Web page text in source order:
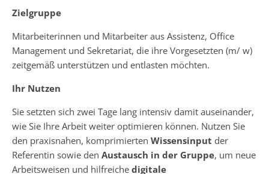
Zielgruppe
Mitarbeiterinnen und Mitarbeiter aus Assistenz, Office
Management und Sekretariat, die ihre Vorgesetzten (m/ w)
zeitgemäß unterstützen und entlasten möchten.
Ihr Nutzen
Sie setzten sich zwei Tage lang intensiv damit auseinander,
wie Sie Ihre Arbeit weiter optimieren können. Nutzen Sie
den praxisnahen, komprimierten Wissensinput der
Referentin sowie den Austausch in der Gruppe, um neue
Arbeitsweisen und hilfreiche digitale